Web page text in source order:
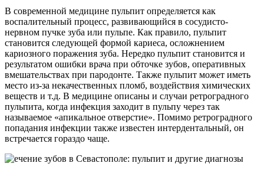
В современной медицине пульпит определяется как
воспалительный процесс, развивающийся в сосудисто-
нервном пучке зуба или пульпе. Как правило, пульпит
становится следующей формой кариеса, осложнением
кариозного поражения зуба. Нередко пульпит становится и
результатом ошибки врача при обточке зубов, оперативных
вмешательствах при пародонте. Также пульпит может иметь
место из-за некачественных пломб, воздействия химических
веществ и т.д. В медицине описаны и случаи ретроградного
пульпита, когда инфекция заходит в пульпу через так
называемое «апикальное отверстие». Помимо ретроградного
попадания инфекции также известен интердентальный, он
встречается гораздо чаще.